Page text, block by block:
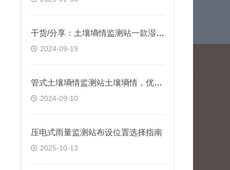
干货/分享：土壤墒情监测站一款湿润土壤，农田里的“气象站“
2024-09-19
管式土壤墒情监测站土壤墒情，优化灌溉方案&2024顺丰包邮
2024-09-10
压电式雨量监测站布设位置选择指南​
2025-10-13